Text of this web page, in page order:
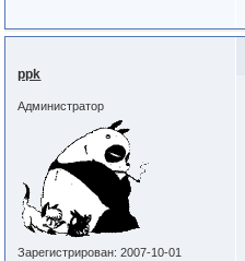
ppk
Администратор
Зарегистрирован: 2007-10-01